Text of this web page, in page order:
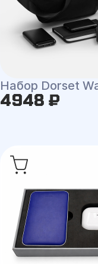
Набор Dorset
4948 ₽